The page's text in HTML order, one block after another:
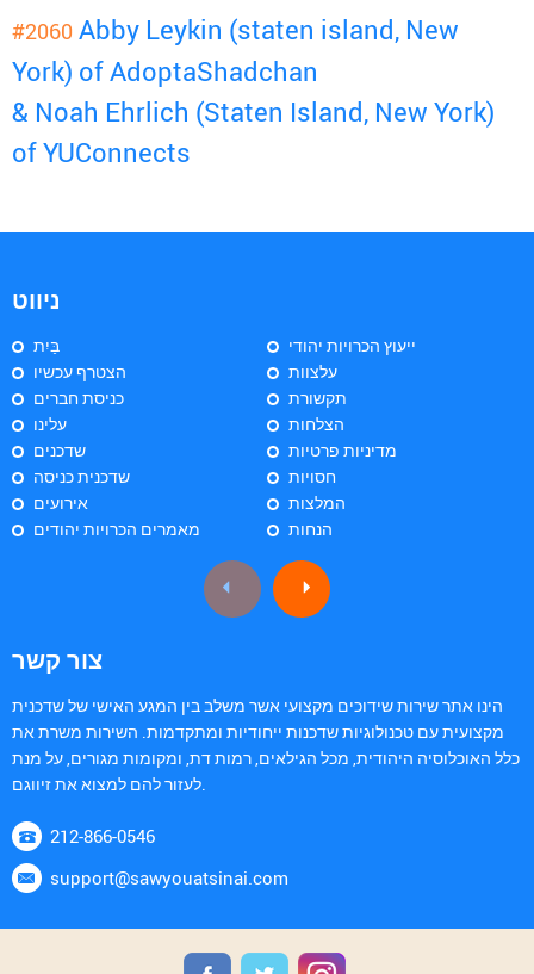
#2060 Abby Leykin (staten island, New
York) of AdoptaShadchan
& Noah Ehrlich (Staten Island, New York)
of YUConnects
ניווט
בַּיִת
הצטרף עכשיו
כניסת חברים
עלינו
שדכנים
שדכנית כניסה
אירועים
מאמרים הכרויות יהודים
ייעוץ הכרויות יהודי
עלצוות
תקשורת
הצלחות
מדיניות פרטיות
חסויות
המלצות
הנחות
צור קשר
הינו אתר שירות שידוכים מקצועי אשר משלב בין המגע האישי של שדכנית
מקצועית עם טכנולוגיות שדכנות ייחודיות ומתקדמות. השירות משרת את
כלל האוכלוסיה היהודית, מכל הגילאים, רמות דת, ומקומות מגורים, על מנת
212-866-0546
support@sawyouatsinai.com